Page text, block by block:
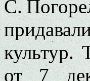
С.
культур.
от 7